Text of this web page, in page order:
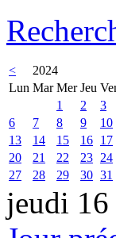
< 2024
Lun Mar Mer Jeu
1
2 3
6
7 8 9 10
13
14 15 16 17
20
21 22 23 24
27
28 29 30 31
jeudi 16